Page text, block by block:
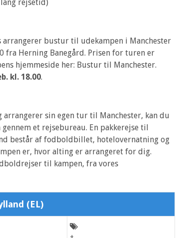
rejsetid)
arrangerer bustur til udekampen i Manchester
fra Herning Banegård. Prisen for turen er
hjemmeside her: Bustur til Manchester.
kl. 18.00.
sin egen tur til Manchester, kan du
et rejsebureau. En pakkerejse til
består af fodboldbillet, hotelovernatning og
er, hvor alting er arrangeret for dig.
til kampen, fra vores
(EL)